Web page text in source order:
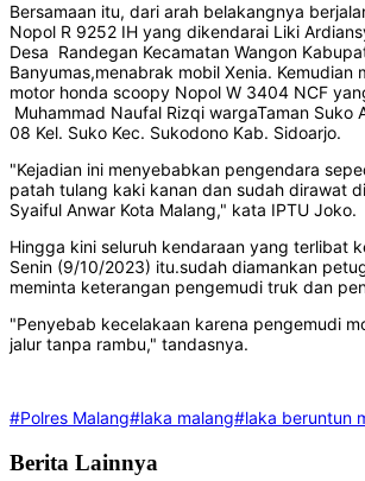
Bersamaan itu, dari arah belakangnya
Nopol R 9252 IH yang dikendarai Liki
Desa Randegan Kecamatan Wangon
Banyumas,menabrak mobil Xenia. Kemudian
motor honda scoopy Nopol W 3404 NCF
Muhammad Naufal Rizqi wargaTaman Suko
08 Kel. Suko Kec. Sukodono Kab. Sidoarjo.
"Kejadian ini menyebabkan pengendara
patah tulang kaki kanan dan sudah dirawat
Syaiful Anwar Kota Malang," kata IPTU Joko.
Hingga kini seluruh kendaraan yang terlibat
Senin (9/10/2023) itu.sudah diamankan
meminta keterangan pengemudi truk dan
"Penyebab kecelakaan karena pengemudi
jalur tanpa rambu," tandasnya.
#Polres Malang#laka malang#laka beruntun
Berita Lainnya